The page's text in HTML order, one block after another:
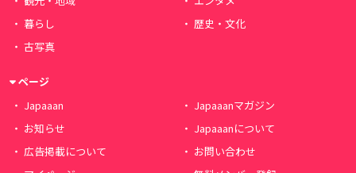
暮らし
歴史・文化
古写真
ページ
Japaaan
Japaaanマガジン
お知らせ
Japaaanについて
広告掲載について
お問い合わせ